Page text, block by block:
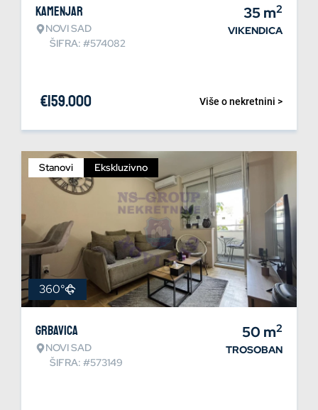
Kamenjar
NOVI SAD
ŠIFRA: #574082
35m2
VIKENDICA
Više o nekretnini >
€159.000
Stanovi Ekskluzivno
360°
Grbavica
NOVI SAD
ŠIFRA: #573149
50 m2
TROSOBAN